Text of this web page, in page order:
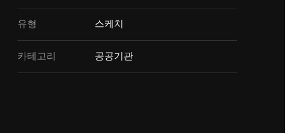
유형 스케치
카테고리 공공기관